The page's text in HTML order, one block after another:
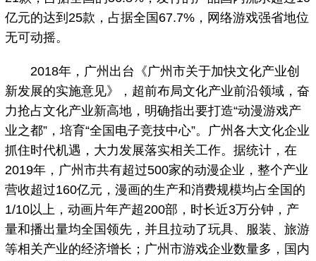
亿元的达到25款，占据全国67.7%，网络游戏强省地位
无可动摇。
2018年，广州出台《广州市关于加快文化产业创
新发展的实施意见》，超前布局文化产业前沿领域，奋
力抢占文化产业新高地，明确指出要打造“动漫游戏产
业之都”，培育“全国电子竞技中心”。广州各大文化企业
抓住时代机遇，大力发展落实相关工作。据统计，在
2019年，广州市共有超过500家的动漫企业，整个产业
营收超过160亿元，漫画的生产和消费规模均占全国的
1/10以上，动画片年产超200部，时长近3万分钟，产
量和播出量均全国领先，并且拉动了玩具、服装、旅游
等相关产业的经济增长；广州市游戏企业数量多，国内